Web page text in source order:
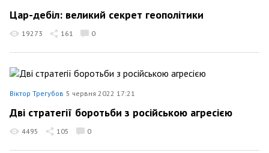
Цар-дебіл: великий секрет геополітики
19273 161 0
Віктор Трегубов 5 червня 2022 17:21
Дві стратегії боротьби з російською агресією
4495 105 0